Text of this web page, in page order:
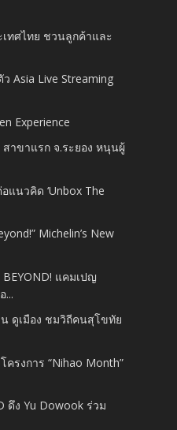
ทศไทย ชวนลูกค้าและ
Asia Live Streaming
Experience
าขาแรก จ.ระยอง หนุนผู้
แนวคิด ‘Unbox The
Michelin’s New
BEYOND! แคมเปญ
...
ดูเมือง ชมวิถีคนสุโขทัย
รงการ “Nihao Month”
ดึง Yu Dowook ร่วม